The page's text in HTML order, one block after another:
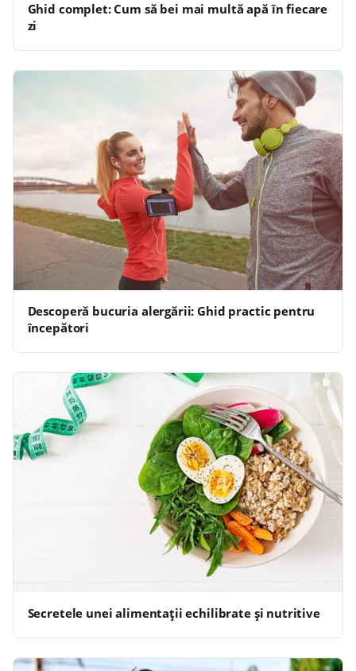
Ghid complet: Cum să bei mai multă apă în fiecare
zi
Descoperă bucuria alergării: Ghid practic pentru
începători
Secretele unei alimentații echilibrate și nutritive